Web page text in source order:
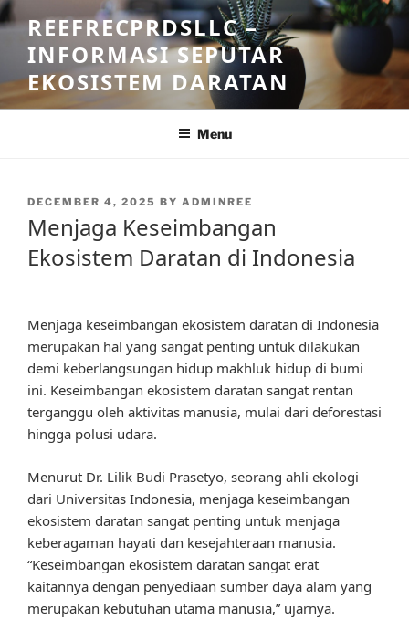
Skip
to
content
REEFRECPRDSLLC –
INFORMASI SEPUTAR
EKOSISTEM DARATAN
Menu
POSTED
DECEMBER 4, 2025 BY ADMINREE
Menjaga Keseimbangan
Ekosistem Daratan di Indonesia
Menjaga keseimbangan ekosistem daratan di Indonesia
merupakan hal yang sangat penting untuk dilakukan
demi keberlangsungan hidup makhluk hidup di bumi
ini. Keseimbangan ekosistem daratan sangat rentan
terganggu oleh aktivitas manusia, mulai dari deforestasi
hingga polusi udara.
Menurut Dr. Lilik Budi Prasetyo, seorang ahli ekologi
dari Universitas Indonesia, menjaga keseimbangan
ekosistem daratan sangat penting untuk menjaga
keberagaman hayati dan kesejahteraan manusia.
“Keseimbangan ekosistem daratan sangat erat
kaitannya dengan penyediaan sumber daya alam yang
merupakan kebutuhan utama manusia,” ujarnya.